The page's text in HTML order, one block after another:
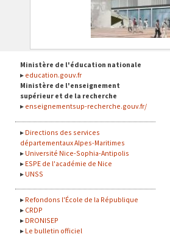
Ministère de l'éducation nationale
education.gouv.fr
Ministère de l'enseignement
supérieur et de la recherche
enseignementsup-recherche.gouv.fr/
Directions des services
départementaux Alpes-Maritimes
Université Nice-Sophia-Antipolis
ESPE de l'académie de Nice
UNSS
Refondons l'École de la République
CRDP
DRONISEP
Le bulletin officiel